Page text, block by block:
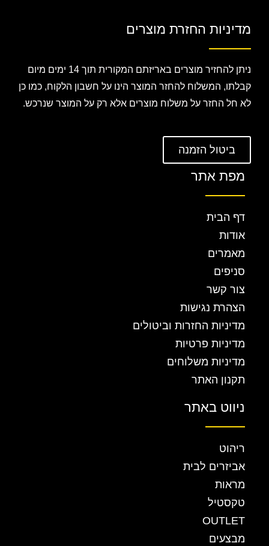
מדיניות החזרת מוצרים
ניתן להחזיר מוצרים באריזתם המקורית תוך 14 ימים מיום
קבלתו, המשלוח להחזר המוצר הינו על חשבון הלקוח, כמו כן
לא חל החזר על משלוח מוצרים אלא רק על המוצר שנרכש.
ביטול הזמנה
מפת אתר
דף הבית
אודות
מאמרים
סניפים
צור קשר
הצהרת נגישות
מדיניות החזרות וביטולים
מדיניות פרטיות
מדיניות משלוחים
תקנון האתר
ניווט באתר
ריהוט
אביזרים לבית
מראות
טקסטיל
OUTLET
מבצעים